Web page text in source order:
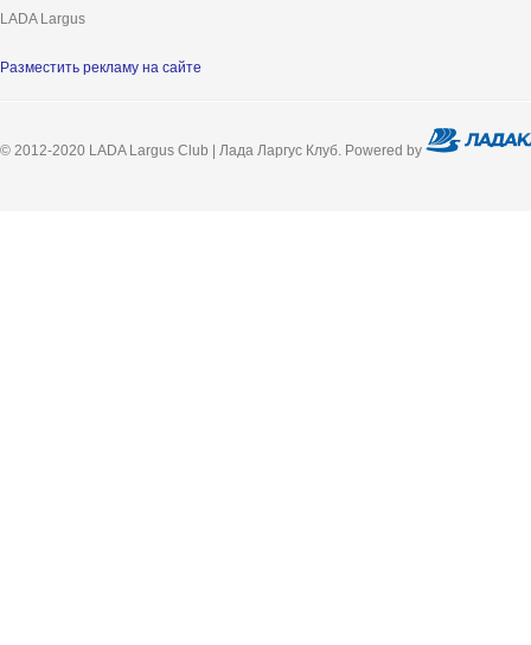
LADA Largus
Разместить рекламу на сайте
© 2012-2020 LADA Largus Club | Лада Ларгус Клуб. Powered by